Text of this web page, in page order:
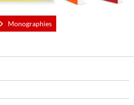
Monographies